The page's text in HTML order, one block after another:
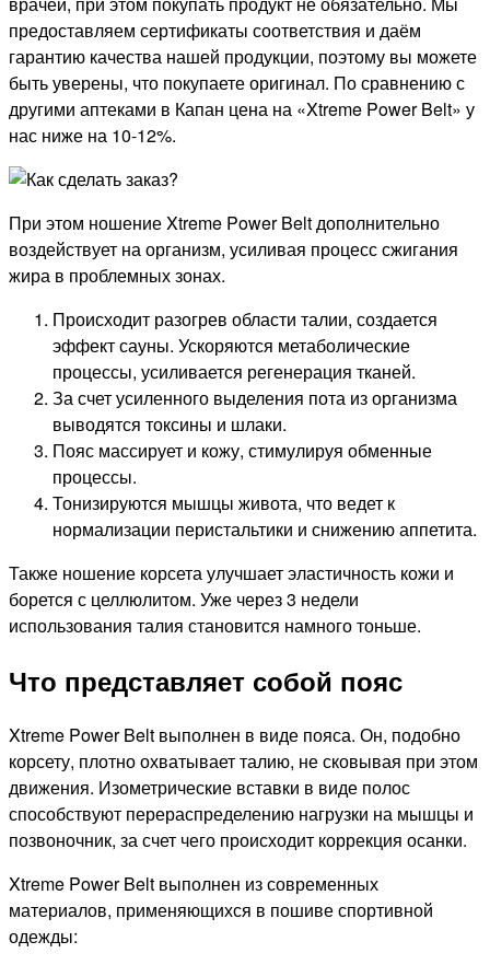
предоставляем сертификаты соответствия и даём
гарантию качества нашей продукции, поэтому вы можете
быть уверены, что покупаете оригинал. По сравнению с
другими аптеками в Капан цена на «Xtreme Power Belt» у
нас ниже на 10-12%.
При этом ношение Xtreme Power Belt дополнительно
воздействует на организм, усиливая процесс сжигания
жира в проблемных зонах.
Происходит разогрев области талии, создается
эффект сауны. Ускоряются метаболические
процессы, усиливается регенерация тканей.
За счет усиленного выделения пота из организма
выводятся токсины и шлаки.
Пояс массирует и кожу, стимулируя обменные
процессы.
Тонизируются мышцы живота, что ведет к
нормализации перистальтики и снижению аппетита.
Также ношение корсета улучшает эластичность кожи и
борется с целлюлитом. Уже через 3 недели
использования талия становится намного тоньше.
Что представляет собой пояс
Xtreme Power Belt выполнен в виде пояса. Он, подобно
корсету, плотно охватывает талию, не сковывая при этом
движения. Изометрические вставки в виде полос
способствуют перераспределению нагрузки на мышцы и
позвоночник, за счет чего происходит коррекция осанки.
Xtreme Power Belt выполнен из современных
материалов, применяющихся в пошиве спортивной
одежды: